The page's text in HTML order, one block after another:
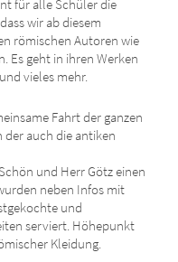
für alle Schüler die
wir ab diesem
römischen Autoren wie
Es geht in ihren Werken
vieles mehr.
Fahrt der ganzen
der auch die antiken
und Herr Götz einen
neben Infos mit
und
serviert. Höhepunkt
Kleidung.